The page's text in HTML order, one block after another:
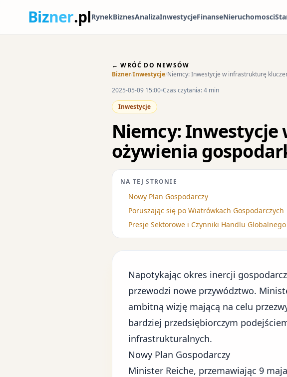
Bizner.plRynekBiznesAnalizaInwestycjeFinanseNieruchomosci
← WRÓĆ DO NEWSÓW
Bizner/Inwestycje/Niemcy: Inwestycje w infrastrukturę
2025-05-09 15:00 Czas czytania: 4 min
Inwestycje
Niemcy:
ożywienia
NA TEJ STRONIE
Nowy Plan Gospodarczy
Poruszając się po Wiatrówkach Gospodarczych
Presje Sektorowe i Czynniki Handlu Globalnego
Napotykając okres inercji
przewodzi nowe przywództwo.
ambitną wizję mającą na celu
bardziej przedsiębiorczym
infrastrukturalnych.
Nowy Plan Gospodarczy
Minister Reiche, przemawiając 9